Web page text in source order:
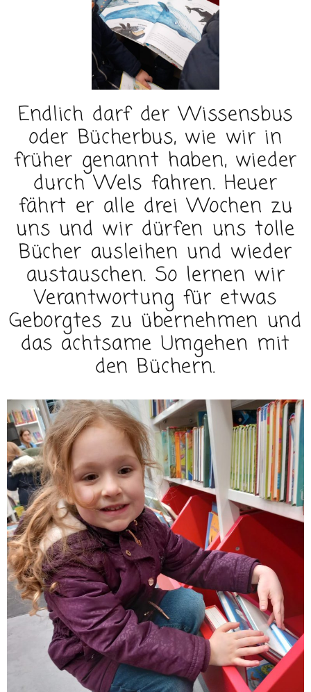
Endlich darf der Wissensbus
oder Bücherbus, wie wir in
früher genannt haben, wieder
durch Wels fahren. Heuer
fährt er alle drei Wochen zu
uns und wir dürfen uns tolle
Bücher ausleihen und wieder
austauschen. So lernen wir
Verantwortung für etwas
Geborgtes zu übernehmen und
das achtsame Umgehen mit
den Büchern.